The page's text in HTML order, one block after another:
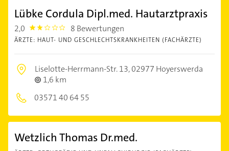
Lübke Cordula Dipl.med. Hautarztpraxis
2,0 2.0 8 Bewertungen
ÄRZTE: HAUT- UND GESCHLECHTSKRANKHEITEN (FACHÄRZTE)
Liselotte-Herrmann-Str. 13,02977 Hoyerswerda
1,6 km
03571 40 64 55
Wetzlich Thomas Dr.med.